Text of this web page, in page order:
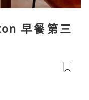
早餐第三